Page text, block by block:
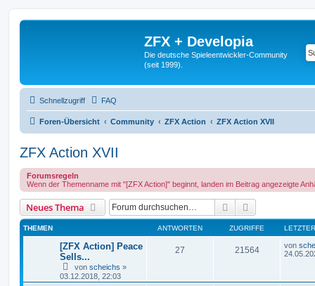
ZFX + Developia
Die deutsche Spieleentwickler-Community
(seit 1999).
Schnellzugriff FAQ
Foren-Übersicht Community ZFX Action ZFX Action XVII
ZFX Action XVII
Forumsregeln
Wenn der Themenname mit "[ZFX Action]" beginnt, landen im Beitrag angezeigte
Neues Thema Suche
THEMEN ANTWORTEN ZUGRIFFE
[ZFX Action] Peace
Sells...
von scheichs »
03.12.2018, 22:03
27 21564 von